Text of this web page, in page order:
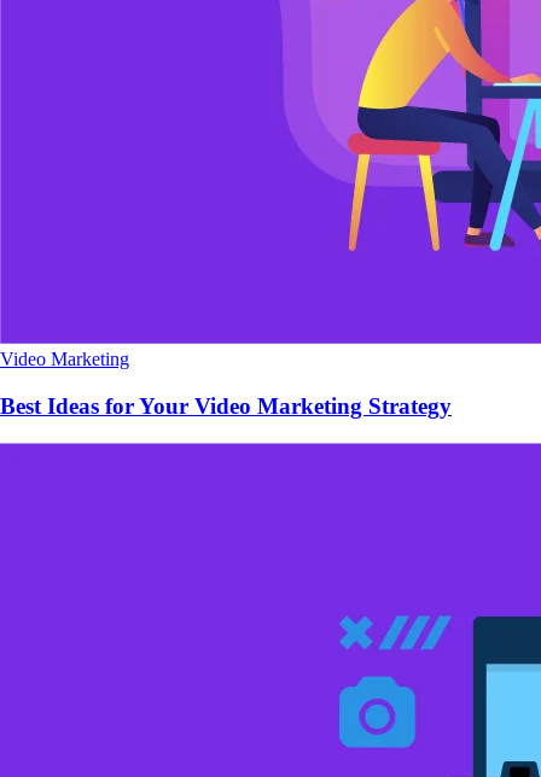
Video Marketing
Best Ideas for Your Video Marketing Strategy